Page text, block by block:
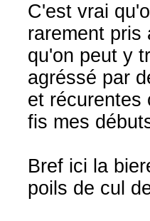
C'est vrai
rarement pris
qu'on peut y
agréssé par
et récurentes
fis mes
Bref ici la
poils de cul